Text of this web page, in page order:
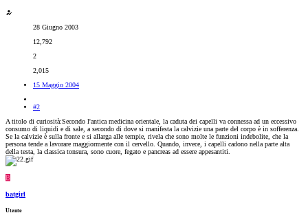
28 Giugno 2003
12,792
2
2,015
15 Maggio 2004
#2
A titolo di curiosità:Secondo l'antica medicina orientale, la caduta dei capelli va connessa ad un eccessivo
consumo di liquidi e di sale, a secondo di dove si manifesta la calvizie una parte del corpo è in sofferenza.
Se la calvizie è sulla fronte e si allarga alle tempie, rivela che sono molte le funzioni indebolite, che la
persona tende a lavorare maggiormente con il cervello. Quando, invece, i capelli cadono nella parte alta
della testa, la classica tonsura, sono cuore, fegato e pancreas ad essere appesantiti.
B
batgirl
Utente